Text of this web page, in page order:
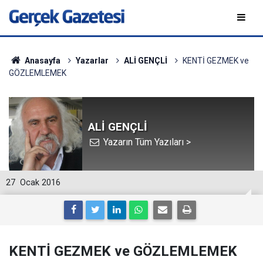
Anasayfa Yazarlar ALİ GENÇLİ
KENTİ GEZMEK ve
GÖZLEMLEMEK
ALİ GENÇLİ
Yazarın Tüm Yazıları >
27 Ocak 2016
KENTİ GEZMEK ve GÖZLEMLEMEK